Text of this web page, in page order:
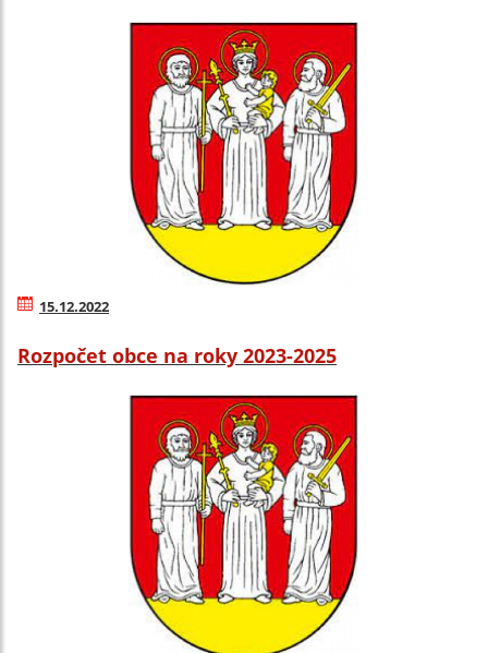
15.12.2022
Rozpočet obce na roky 2023-2025